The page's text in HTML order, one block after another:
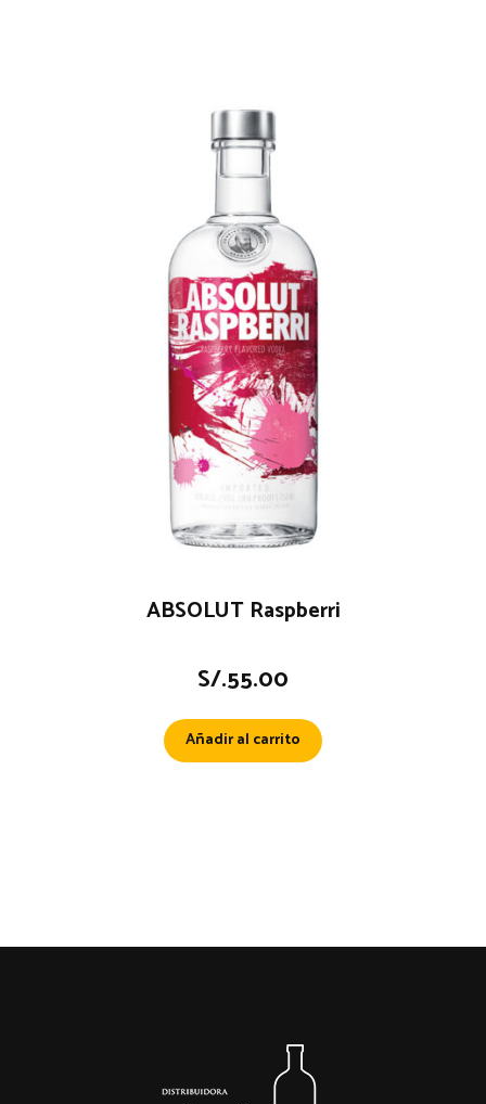
ABSOLUT Raspberri
S/.55.00
Añadir al carrito